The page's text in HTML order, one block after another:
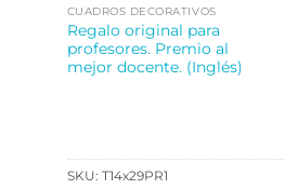
CUADROS DECORATIVOS
Regalo original para
profesores. Premio al
mejor docente. (Inglés)
SKU: T14x29PR1